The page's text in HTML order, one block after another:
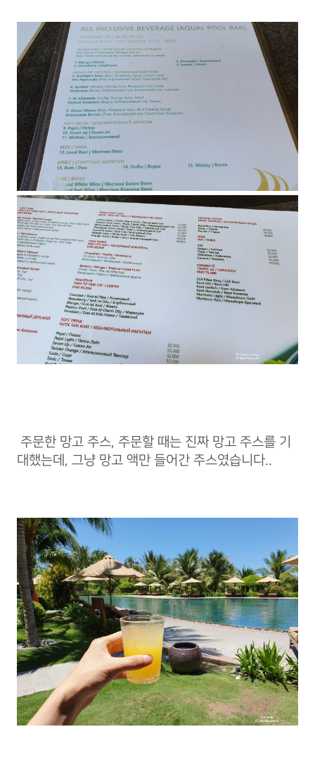
주문한 망고 주스, 주문할 때는 진짜 망고 주스를 기
대했는데, 그냥 망고 액만 들어간 주스였습니다..